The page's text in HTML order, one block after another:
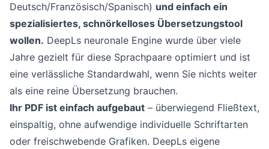
Deutsch/Französisch/Spanisch) und einfach ein
spezialisiertes, schnörkelloses Übersetzungstool
wollen. DeepLs neuronale Engine wurde über viele
Jahre gezielt für diese Sprachpaare optimiert und ist
eine verlässliche Standardwahl, wenn Sie nichts weiter
als eine reine Übersetzung brauchen.
Ihr PDF ist einfach aufgebaut – überwiegend Fließtext,
einspaltig, ohne aufwendige individuelle Schriftarten
oder freischwebende Grafiken. DeepLs eigene